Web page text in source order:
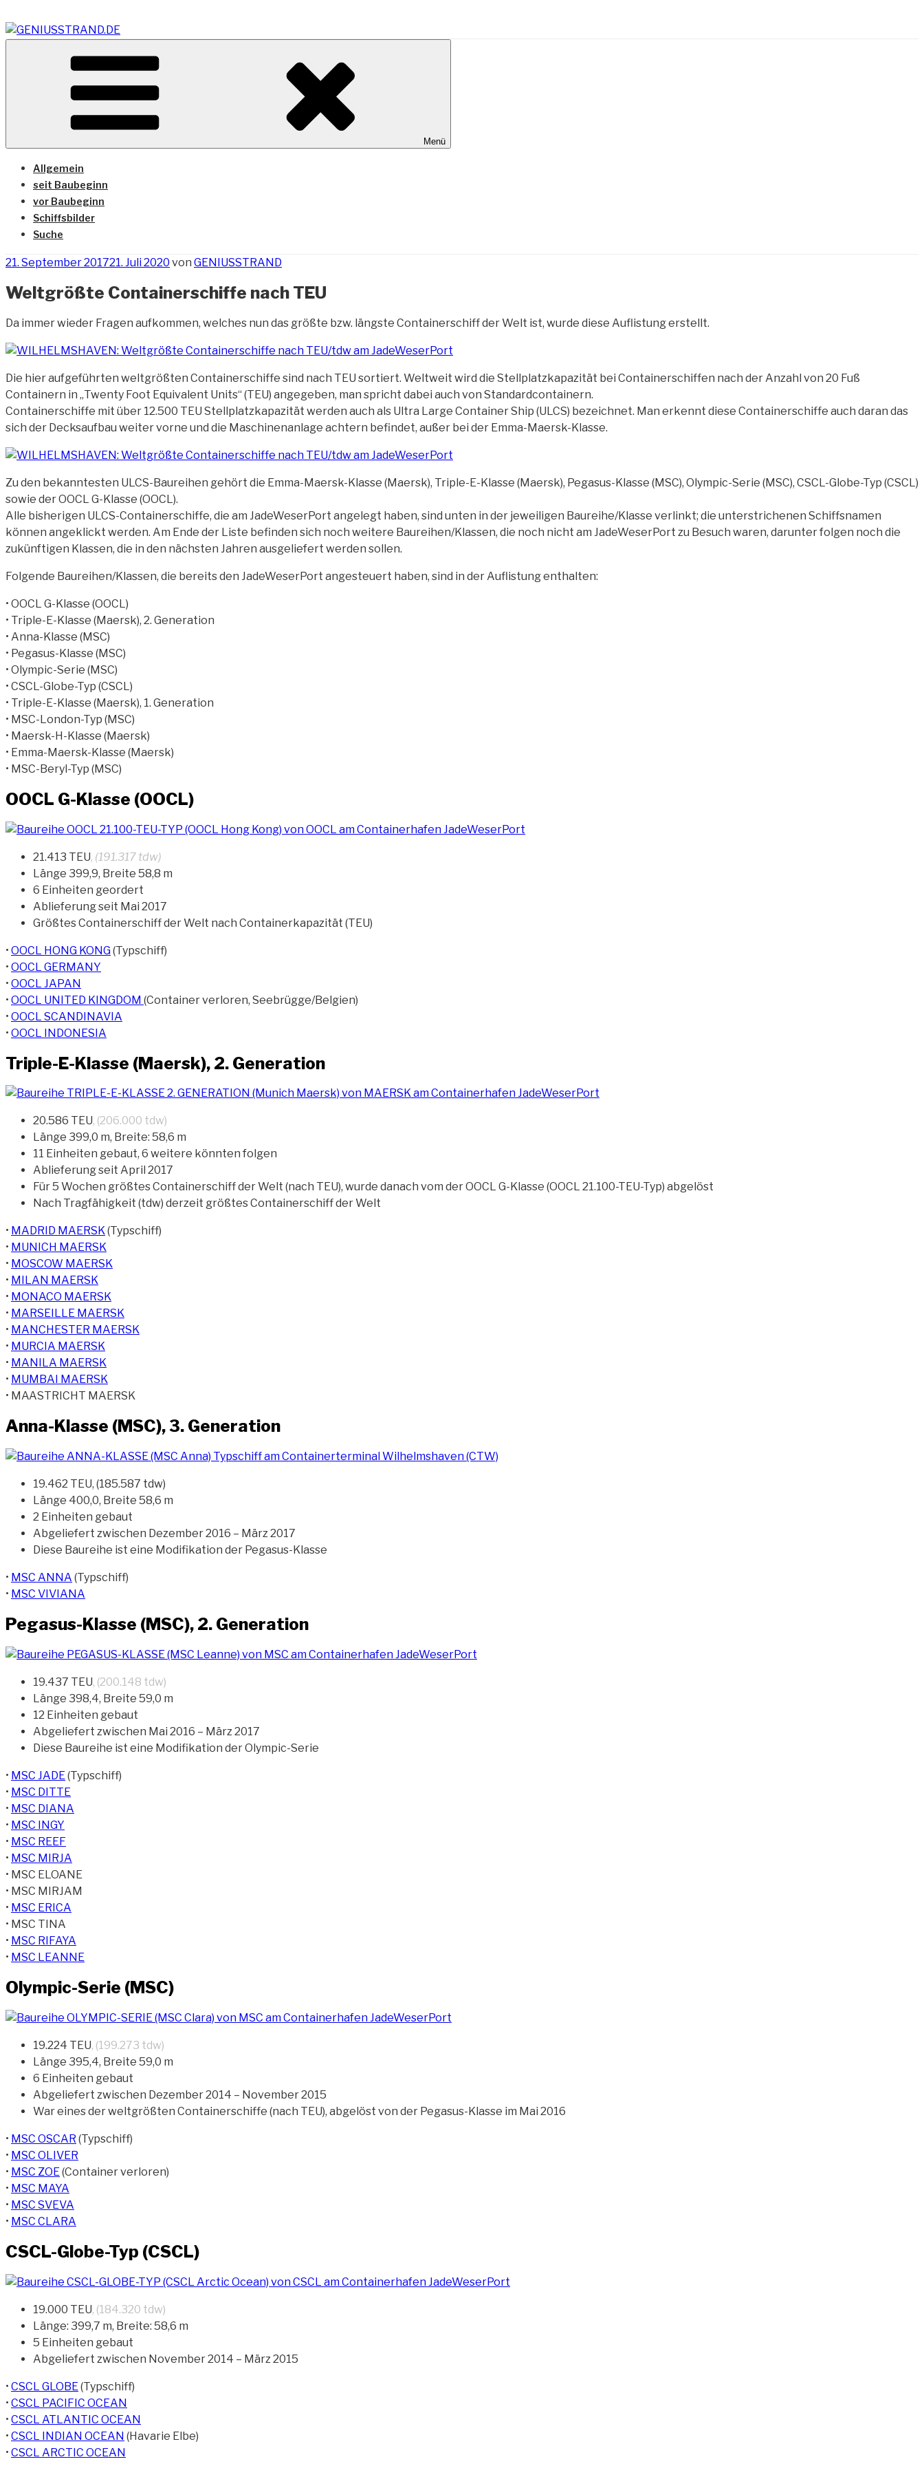
Inhalt
springen
GENIUSSTRAND.DE
Vom Geniusstrand zum JadeWeserPort/Container Terminal Wilhelmshaven
Menü
Allgemein
seit Baubeginn
vor Baubeginn
Schiffsbilder
Suche
Veröffentlicht
21. September 201721. Juli 2020 von GENIUSSTRAND
Weltgrößte Containerschiffe nach TEU
Da immer wieder Fragen aufkommen, welches nun das größte bzw. längste Containerschiff der Welt ist, wurde diese Auflistung erstellt.
Die hier aufgeführten weltgrößten Containerschiffe sind nach TEU sortiert. Weltweit wird die Stellplatzkapazität bei Containerschiffen nach der Anzahl von 20 Fuß
Containern in „Twenty Foot Equivalent Units“ (TEU) angegeben, man spricht dabei auch von Standardcontainern.
Containerschiffe mit über 12.500 TEU Stellplatzkapazität werden auch als Ultra Large Container Ship (ULCS) bezeichnet. Man erkennt diese Containerschiffe auch daran das
sich der Decksaufbau weiter vorne und die Maschinenanlage achtern befindet, außer bei der Emma-Maersk-Klasse.
Zu den bekanntesten ULCS-Baureihen gehört die Emma-Maersk-Klasse (Maersk), Triple-E-Klasse (Maersk), Pegasus-Klasse (MSC), Olympic-Serie (MSC), CSCL-Globe-Typ (CSCL)
sowie der OOCL G-Klasse (OOCL).
Alle bisherigen ULCS-Containerschiffe, die am JadeWeserPort angelegt haben, sind unten in der jeweiligen Baureihe/Klasse verlinkt; die unterstrichenen Schiffsnamen
können angeklickt werden. Am Ende der Liste befinden sich noch weitere Baureihen/Klassen, die noch nicht am JadeWeserPort zu Besuch waren, darunter folgen noch die
zukünftigen Klassen, die in den nächsten Jahren ausgeliefert werden sollen.
Folgende Baureihen/Klassen, die bereits den JadeWeserPort angesteuert haben, sind in der Auflistung enthalten:
• OOCL G-Klasse (OOCL)
• Triple-E-Klasse (Maersk), 2. Generation
• Anna-Klasse (MSC)
• Pegasus-Klasse (MSC)
• Olympic-Serie (MSC)
• CSCL-Globe-Typ (CSCL)
• Triple-E-Klasse (Maersk), 1. Generation
• MSC-London-Typ (MSC)
• Maersk-H-Klasse (Maersk)
• Emma-Maersk-Klasse (Maersk)
• MSC-Beryl-Typ (MSC)
OOCL G-Klasse (OOCL)
21.413 TEU, (191.317 tdw)
Länge 399,9, Breite 58,8 m
6 Einheiten geordert
Ablieferung seit Mai 2017
Größtes Containerschiff der Welt nach Containerkapazität (TEU)
• OOCL HONG KONG(Typschiff)
• OOCL GERMANY
• OOCL JAPAN
• OOCL UNITED KINGDOM (Container verloren, Seebrügge/Belgien)
• OOCL SCANDINAVIA
• OOCL INDONESIA
Triple-E-Klasse (Maersk), 2. Generation
20.586 TEU, (206.000 tdw)
Länge 399,0 m, Breite: 58,6 m
11 Einheiten gebaut, 6 weitere könnten folgen
Ablieferung seit April 2017
Für 5 Wochen größtes Containerschiff der Welt (nach TEU), wurde danach vom der OOCL G-Klasse (OOCL 21.100-TEU-Typ) abgelöst
Nach Tragfähigkeit (tdw) derzeit größtes Containerschiff der Welt
• MADRID MAERSK(Typschiff)
• MUNICH MAERSK
• MOSCOW MAERSK
• MILAN MAERSK
• MONACO MAERSK
• MARSEILLE MAERSK
• MANCHESTER MAERSK
• MURCIA MAERSK
• MANILA MAERSK
• MUMBAI MAERSK
• MAASTRICHT MAERSK
Anna-Klasse (MSC), 3. Generation
19.462 TEU, (185.587 tdw)
Länge 400,0, Breite 58,6 m
2 Einheiten gebaut
Abgeliefert zwischen Dezember 2016 – März 2017
Diese Baureihe ist eine Modifikation der Pegasus-Klasse
• MSC ANNA (Typschiff)
• MSC VIVIANA
Pegasus-Klasse (MSC), 2. Generation
19.437 TEU, (200.148 tdw)
Länge 398,4, Breite 59,0 m
12 Einheiten gebaut
Abgeliefert zwischen Mai 2016 – März 2017
Diese Baureihe ist eine Modifikation der Olympic-Serie
• MSC JADE(Typschiff)
• MSC DITTE
• MSC DIANA
• MSC INGY
• MSC REEF
• MSC MIRJA
• MSC ELOANE
• MSC MIRJAM
• MSC ERICA
• MSC TINA
• MSC RIFAYA
• MSC LEANNE
Olympic-Serie (MSC)
19.224 TEU, (199.273 tdw)
Länge 395,4, Breite 59,0 m
6 Einheiten gebaut
Abgeliefert zwischen Dezember 2014 – November 2015
War eines der weltgrößten Containerschiffe (nach TEU), abgelöst von der Pegasus-Klasse im Mai 2016
• MSC OSCAR (Typschiff)
• MSC OLIVER
• MSC ZOE(Container verloren)
• MSC MAYA
• MSC SVEVA
• MSC CLARA
CSCL-Globe-Typ (CSCL)
19.000 TEU, (184.320 tdw)
Länge: 399,7 m, Breite: 58,6 m
5 Einheiten gebaut
Abgeliefert zwischen November 2014 – März 2015
• CSCL GLOBE (Typschiff)
• CSCL PACIFIC OCEAN
• CSCL ATLANTIC OCEAN
• CSCL INDIAN OCEAN (Havarie Elbe)
• CSCL ARCTIC OCEAN